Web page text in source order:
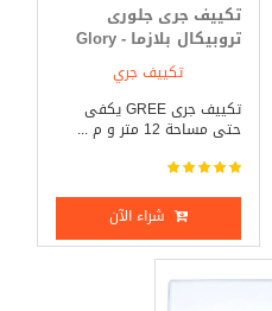
تكييف جرى جلورى
تروبيكال بلازما - Glory
Tropical 1.5 حصان بارد
تكييف جري
تكييف جرى GREE يكفى
حتى مساحة 12 متر و م ...
شراء الآن